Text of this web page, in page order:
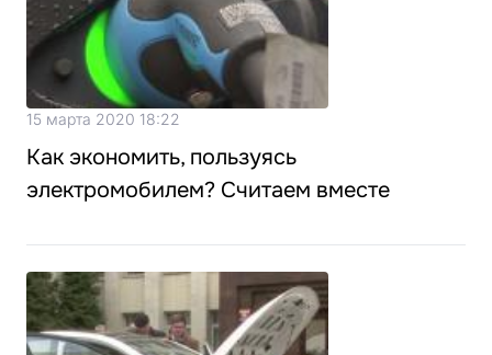
15 марта 2020 18:22
Как экономить, пользуясь
электромобилем? Считаем вместе